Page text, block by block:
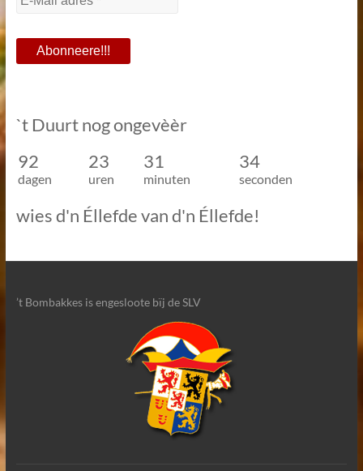
`t Duurt nog ongevèèr
92
23 31 33
dagen uren minuten seconden
wies d'n Éllefde van d'n Éllefde!
’t Bombakkes is engesloote bïj de SLV